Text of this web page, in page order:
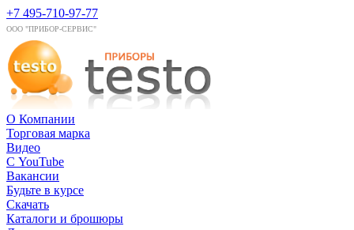
+7 495-710-97-77
ООО "ПРИБОР-СЕРВИС"
О Компании
Торговая марка
Видео
С YouTube
Вакансии
Будьте в курсе
Скачать
Каталоги и брошюры